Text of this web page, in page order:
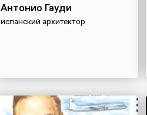
Антонио Гауди
испанский архитектор